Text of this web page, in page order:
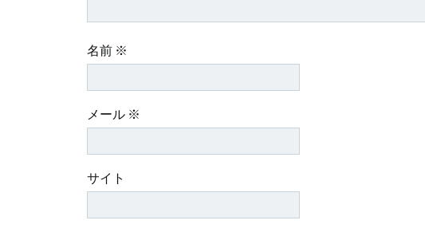
名前 ※
メール ※
サイト